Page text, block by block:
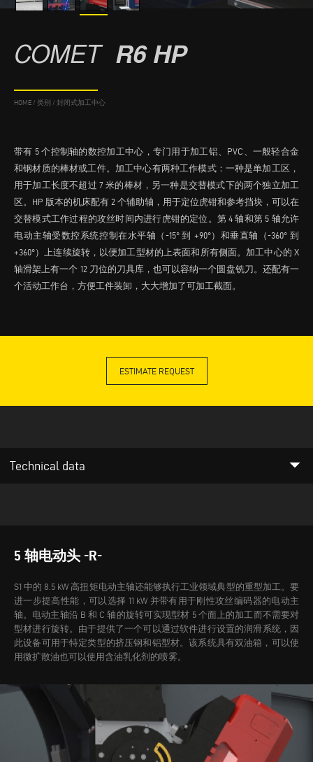
COMET R6 HP
HOME / 类别 / 封闭式加工中心
带有 5 个控制轴的数控加工中心，专门用于加工铝、PVC、一般轻合金
和钢材质的棒材或工件。加工中心有两种工作模式：一种是单加工区，
用于加工长度不超过 7 米的棒材，另一种是交替模式下的两个独立加工
区。HP 版本的机床配有 2 个辅助轴，用于定位虎钳和参考挡块，可以在
交替模式工作过程的攻丝时间内进行虎钳的定位。第 4 轴和第 5 轴允许
电动主轴受数控系统控制在水平轴（-15° 到 +90°）和垂直轴（-360° 到
+360°）上连续旋转，以便加工型材的上表面和所有侧面。加工中心的 X
轴滑架上有一个 12 刀位的刀具库，也可以容纳一个圆盘铣刀。还配有一
个活动工作台，方便工件装卸，大大增加了可加工截面。
ESTIMATE REQUEST
Technical data arrow_drop_down
5 轴电动头 -R-
S1 中的 8.5 kW 高扭矩电动主轴还能够执行工业领域典型的重型加工。要
进一步提高性能，可以选择 11 kW 并带有用于刚性攻丝编码器的电动主
轴。电动主轴沿 B 和 C 轴的旋转可实现型材 5 个面上的加工而不需要对
型材进行旋转。 由于提供了一个可以通过软件进行设置的润滑系统，因
此设备可用于特定类型的挤压钢和铝型材。该系统具有双油箱，可以使
用微扩散油也可以使用含油乳化剂的喷雾。